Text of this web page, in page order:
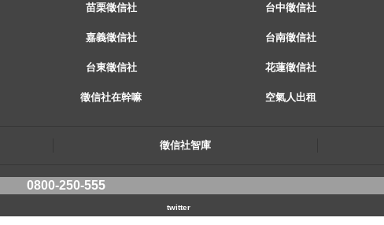
苗栗徵信社 台中徵信社
嘉義徵信社 台南徵信社
台東徵信社 花蓮徵信社
徵信社在幹嘛 空氣人出租
徵信社智庫
0800-250-555
twitter